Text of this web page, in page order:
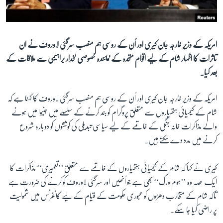
آرٹ
سائنس و ٹیکنالوجی
صحت
دلچسپ و عجیب
ویڈیوز
آڈیو
اسپیشل کوریج
Learning English
FOLLOW US
امریکہ کے وزیرِ خارجہ جان کیری اور اُن کے روسی ہم منصب سرگئی لاوروف نے ان
تاثرات کا اظہار شام کے لیے اقوام متحدہ کے نمائندہ خصوصی لخدار براہیمی سے ملاقات کے
بعد کیا۔
امریکہ کے وزیرِ خارجہ جان کیری اور اُن کے روسی ہم منصب سرگئی لاوروف کا کہنا ہے کہ
شام کے کیمیائی ہتھیاروں سے متعلق پروگرام کو بند کرنے کے سلسلے میں جنیوا میں ہونے
والے مذاکرات خانہ جنگی کے خاتمے کے لیے سیاسی تبدیلی کی کوششوں کو دوبارہ شروع
کرنے میں مدد دے سکتے ہیں۔
کیری نے کہا کہ شام کے کیمیائی ہتھیاروں کے خاتمے سے متعلق ’’تعمیری‘‘ مذاکرات کا
ایک حصہ وہ ’’ہوم ورک‘‘ بھی ہے جو اُنھیں اور سرگئی لاوروف کو کرنے کی ضرورت ہے
تاکہ شام کے متحارب دھڑوں کو عبوری حکومت کے قیام کے لیے کانفرنس میں شمولیت
پر راضی کیا جا سکے۔